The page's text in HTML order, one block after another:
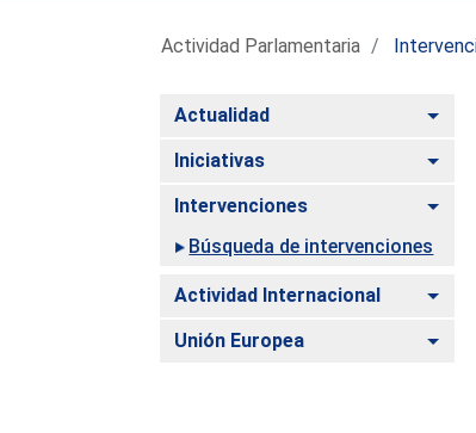
Actividad Parlamentaria
Actualidad
Iniciativas
Intervenciones
Búsqueda de intervenciones
Actividad Internacional
Unión Europea